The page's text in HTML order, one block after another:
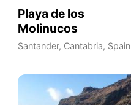
Playa de los
Molinucos
Santander, Cantabria, Spain